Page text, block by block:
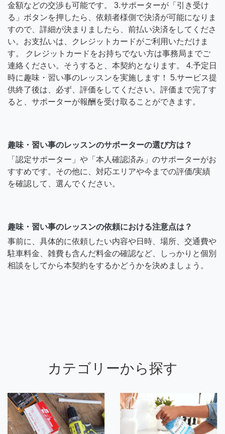
金額などの交渉も可能です。 3.サポーターが「引き受け
る」ボタンを押したら、依頼者様側で決済が可能になりま
すので、詳細が決まりましたら、前払い決済をしてくださ
い。お支払いは、クレジットカードがご利用いただけま
す。 クレジットカードをお持ちでない方は事務局までご
連絡ください。そうすると、本契約となります。 4.予定日
時に趣味・習い事のレッスンを実施します！ 5.サービス提
供終了後は、必ず、評価をしてください。評価まで完了す
ると、サポーターが報酬を受け取ることができます。
趣味・習い事のレッスンのサポーターの選び方は？
「認定サポーター」や「本人確認済み」のサポーターがお
すすめです。その他に、対応エリアや今までの評価/実績
を確認して、選んでください。
趣味・習い事のレッスンの依頼における注意点は？
事前に、具体的に依頼したい内容や日時、場所、交通費や
駐車料金、雑費も含んだ料金の確認など、しっかりと個別
相談をしてから本契約をするかどうかを決めましょう。
カテゴリーから探す